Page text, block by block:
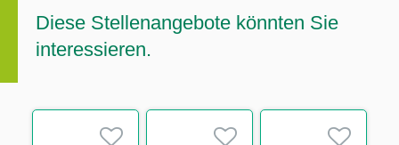
Diese Stellenangebote könnten Sie
interessieren.